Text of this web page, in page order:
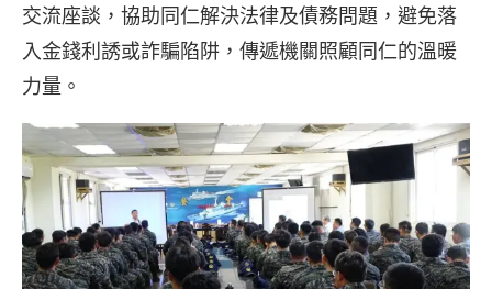
交流座談，協助同仁解決法律及債務問題，避免落
入金錢利誘或詐騙陷阱，傳遞機關照顧同仁的溫暖
力量。